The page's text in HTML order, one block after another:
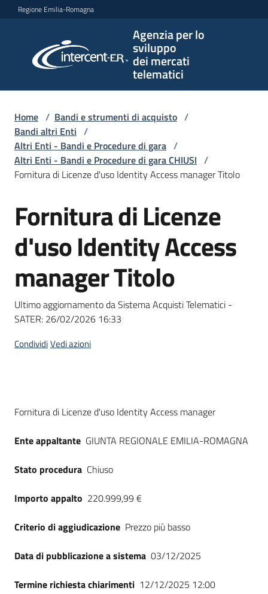
Vai al contenuto
Vai alla navigazione
Vai al footer
Regione Emilia-Romagna
Agenzia per lo
sviluppo
dei mercati
telematici
per lo
sviluppo
telematici
L'Agenzia
Bandi
strumenti
acquisto
Supporto
English
site
su
Home / Bandi e strumenti di acquisto /
Bandi altri Enti /
Altri Enti - Bandi e Procedure di gara /
Altri Enti - Bandi e Procedure di gara CHIUSI /
Fornitura di Licenze d'uso Identity Access manager Titolo
Salta al contenuto
Fornitura di Licenze
d'uso Identity Access
manager Titolo
Ultimo aggiornamento da Sistema Acquisti Telematici -
SATER: 26/02/2026 16:33
CondividiVedi azioni
Dati del bando
Fornitura di Licenze d'uso Identity Access manager
Ente appaltante GIUNTA REGIONALE EMILIA-ROMAGNA
Stato procedura Chiuso
Importo appalto 220.999,99 €
Criterio di aggiudicazione Prezzo più basso
Data di pubblicazione a sistema 03/12/2025
Termine richiesta chiarimenti 12/12/2025 12:00